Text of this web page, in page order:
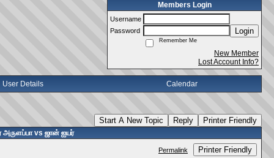
Members Login
Username
Password
Login
Remember Me
New Member
Lost Account Info?
User Details Calendar
Start A New Topic Reply Printer Friendly
அருளப்பா vs ஜான் ஐயர்
Permalink Printer Friendly